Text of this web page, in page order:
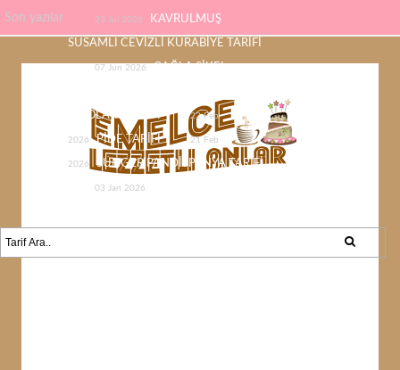
Son yazılar 23 Jul 2026 KAVRULMUŞ
SUSAMLI CEVİZLİ KURABİYE TARİFİ
07 Jun 2026 ÇAĞLA ŞİKEL
ÇİKOLATA TARİFİ 22 Feb
2026 PİDE TARİFİ 21 Feb
2026 SÜNGER PANDİSPANYA TARİFİ
03 Jan 2026